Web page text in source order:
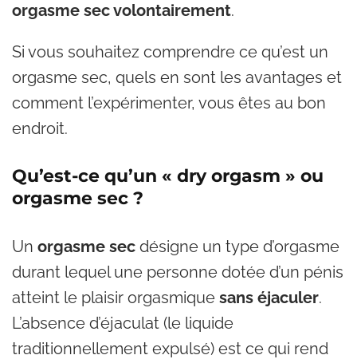
orgasme sec volontairement.
Si vous souhaitez comprendre ce qu’est un
orgasme sec, quels en sont les avantages et
comment l’expérimenter, vous êtes au bon
endroit.
Qu’est-ce qu’un « dry orgasm » ou
orgasme sec ?
Un orgasme sec désigne un type d’orgasme
durant lequel une personne dotée d’un pénis
atteint le plaisir orgasmique sans éjaculer.
L’absence d’éjaculat (le liquide
traditionnellement expulsé) est ce qui rend